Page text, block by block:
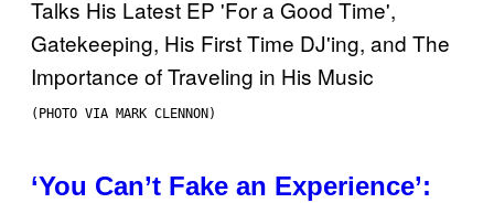
(PHOTO VIA MARK CLENNON)
‘You Can’t Fake an Experience’: